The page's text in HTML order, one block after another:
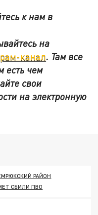
к нам в
на
канал. Там все
есть чем
свои
на электронную
РАЙОН
СБИЛИ ПВО